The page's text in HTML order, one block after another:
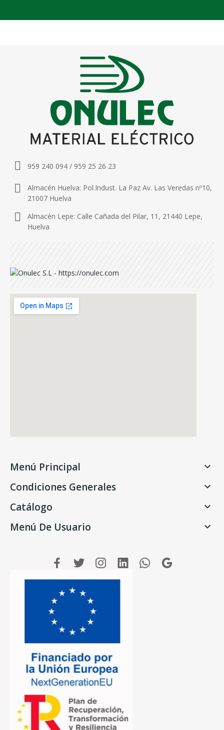
959 240 094 / 959 25 26 23
Almacén Huelva: Pol.Indust. La Paz Av. Las Veredas nº10,
21007 Huelva
Almacén Lepe: Calle Cañada del Pilar, 11, 21440 Lepe,
Huelva
Menú Principal 
Condiciones Generales 
Catálogo 
Menú De Usuario 